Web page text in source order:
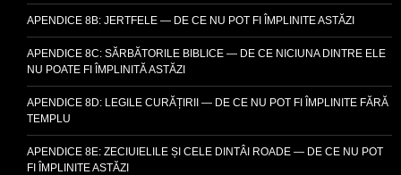
APENDICE 8B: JERTFELE — DE CE NU POT FI ÎMPLINITE ASTĂZI
APENDICE 8C: SĂRBĂTORILE BIBLICE — DE CE NICIUNA DINTRE ELE
NU POATE FI ÎMPLINITĂ ASTĂZI
APENDICE 8D: LEGILE CURĂȚIRII — DE CE NU POT FI ÎMPLINITE FĂRĂ
TEMPLU
APENDICE 8E: ZECIUIELILE ȘI CELE DINTÂI ROADE — DE CE NU POT
FI ÎMPLINITE ASTĂZI